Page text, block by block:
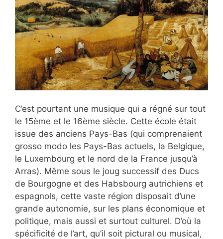
C’est pourtant une musique qui a régné sur tout
le 15ème et le 16ème siècle. Cette école était
issue des anciens Pays-Bas (qui comprenaient
grosso modo les Pays-Bas actuels, la Belgique,
le Luxembourg et le nord de la France jusqu’à
Arras). Même sous le joug successif des Ducs
de Bourgogne et des Habsbourg autrichiens et
espagnols, cette vaste région disposait d’une
grande autonomie, sur les plans économique et
politique, mais aussi et surtout culturel. D’où la
spécificité de l’art, qu’il soit pictural ou musical,